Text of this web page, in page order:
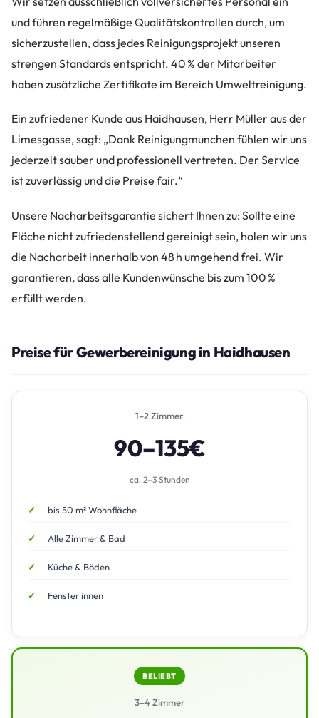
und führen regelmäßige Qualitätskontrollen durch, um
sicherzustellen, dass jedes Reinigungsprojekt unseren
strengen Standards entspricht. 40 % der Mitarbeiter
haben zusätzliche Zertifikate im Bereich Umweltreinigung.
Ein zufriedener Kunde aus Haidhausen, Herr Müller aus der
Limesgasse, sagt: „Dank Reinigungmunchen fühlen wir uns
jederzeit sauber und professionell vertreten. Der Service
ist zuverlässig und die Preise fair.“
Unsere Nacharbeitsgarantie sichert Ihnen zu: Sollte eine
Fläche nicht zufriedenstellend gereinigt sein, holen wir uns
die Nacharbeit innerhalb von 48 h umgehend frei. Wir
garantieren, dass alle Kundenwünsche bis zum 100 %
erfüllt werden.
Preise für Gewerbereinigung in Haidhausen
1–2 Zimmer
90–135€
ca. 2–3 Stunden
bis 50 m² Wohnfläche
Alle Zimmer & Bad
Küche & Böden
Fenster innen
BELIEBT
3–4 Zimmer